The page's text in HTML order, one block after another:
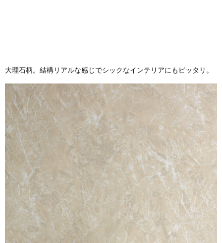
大理石柄。結構リアルな感じでシックなインテリアにもピッタリ。